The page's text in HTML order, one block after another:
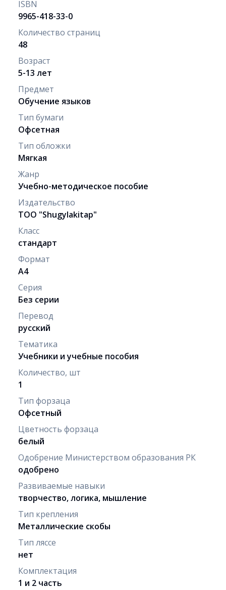
ISBN
9965-418-33-0
Количество страниц
48
Возраст
5-13 лет
Предмет
Обучение языков
Тип бумаги
Офсетная
Тип обложки
Мягкая
Жанр
Учебно-методическое пособие
Издательство
ТОО "Shugylakіtap"
Класс
стандарт
Формат
A4
Серия
Без серии
Перевод
русский
Тематика
Учебники и учебные пособия
Количество, шт
1
Тип форзаца
Офсетный
Цветность форзаца
белый
Одобрение Министерством образования РК
одобрено
Развиваемые навыки
творчество, логика, мышление
Тип крепления
Металлические скобы
Тип ляссе
нет
Комплектация
1 и 2 часть